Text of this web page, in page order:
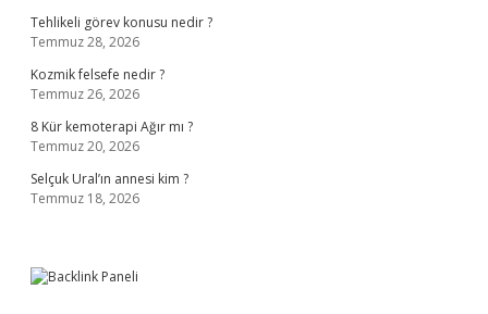
Tehlikeli görev konusu nedir ?
Temmuz 28, 2026
Kozmik felsefe nedir ?
Temmuz 26, 2026
8 Kür kemoterapi Ağır mı ?
Temmuz 20, 2026
Selçuk Ural’ın annesi kim ?
Temmuz 18, 2026